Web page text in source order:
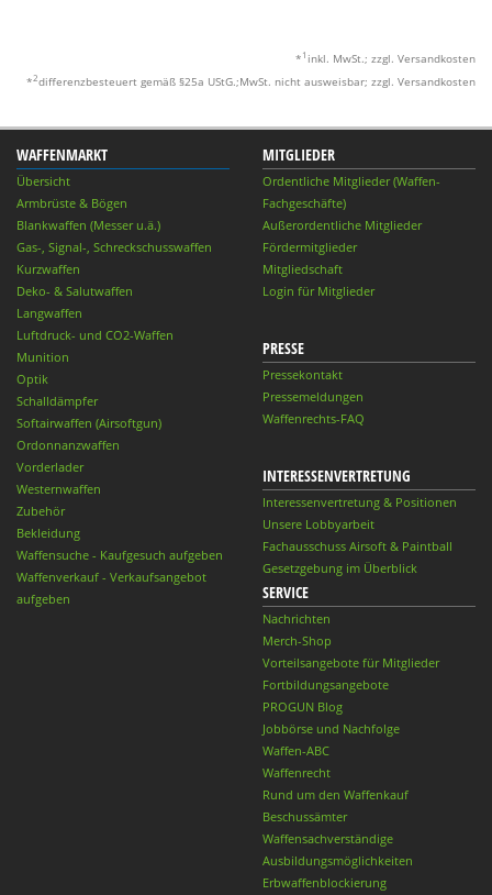
* 1 inkl. MwSt.; zzgl. Versandkosten
*2differenzbesteuert gemäß §25a UStG.;MwSt. nicht ausweisbar; zzgl. Versandkosten
WAFFENMARKT
Übersicht
Armbrüste & Bögen
Blankwaffen (Messer u.ä.)
Gas-, Signal-, Schreckschusswaffen
Kurzwaffen
Deko- & Salutwaffen
Langwaffen
Luftdruck- und CO2-Waffen
Munition
Optik
Schalldämpfer
Softairwaffen (Airsoftgun)
Ordonnanzwaffen
Vorderlader
Westernwaffen
Zubehör
Bekleidung
Waffensuche - Kaufgesuch aufgeben
Waffenverkauf - Verkaufsangebot
aufgeben
MITGLIEDER
Ordentliche Mitglieder (Waffen-
Fachgeschäfte)
Außerordentliche Mitglieder
Fördermitglieder
Mitgliedschaft
Login für Mitglieder
PRESSE
Pressekontakt
Pressemeldungen
Waffenrechts-FAQ
INTERESSENVERTRETUNG
Interessenvertretung & Positionen
Unsere Lobbyarbeit
Fachausschuss Airsoft & Paintball
Gesetzgebung im Überblick
SERVICE
Nachrichten
Merch-Shop
Vorteilsangebote für Mitglieder
Fortbildungsangebote
PROGUN Blog
Jobbörse und Nachfolge
Waffen-ABC
Waffenrecht
Rund um den Waffenkauf
Beschussämter
Waffensachverständige
Ausbildungsmöglichkeiten
Erbwaffenblockierung